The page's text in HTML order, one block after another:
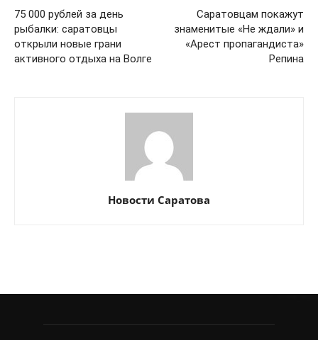
75 000 рублей за день
рыбалки: саратовцы
открыли новые грани
активного отдыха на Волге
Саратовцам покажут
знаменитые «Не ждали» и
«Арест пропагандиста»
Репина
Новости Саратова